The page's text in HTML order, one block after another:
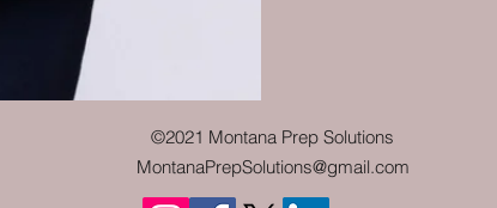
©2021 Montana Prep Solutions
MontanaPrepSolutions@gmail.com